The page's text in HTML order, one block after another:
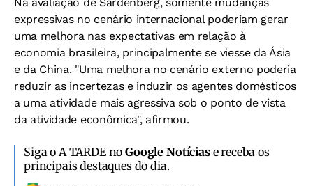
expressivas no cenário internacional poderiam gerar
uma melhora nas expectativas em relação à
economia brasileira, principalmente se viesse da Ásia
e da China. "Uma melhora no cenário externo poderia
reduzir as incertezas e induzir os agentes domésticos
a uma atividade mais agressiva sob o ponto de vista
da atividade econômica", afirmou.
Siga o A TARDE noGoogle Notíciase receba os
principais destaques do dia.